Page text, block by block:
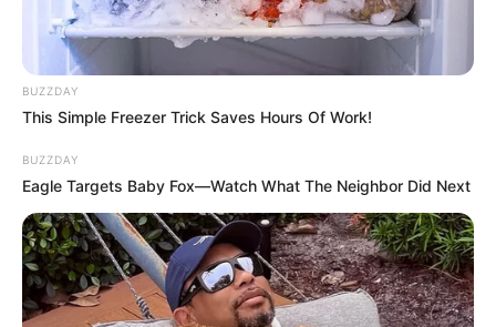
BUZZDAY
This Simple Freezer Trick Saves Hours Of Work!
BUZZDAY
Eagle Targets Baby Fox—Watch What The Neighbor Did Next